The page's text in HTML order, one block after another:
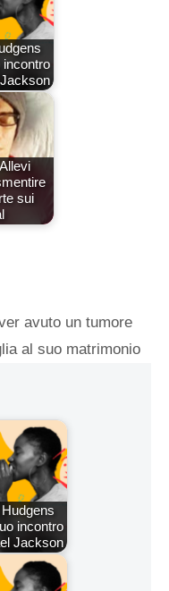
incontro
sui
avuto un tumore
al suo matrimonio
incontro
Jackson